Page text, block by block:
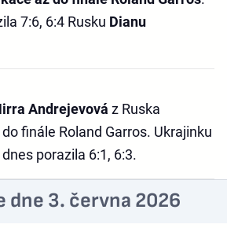
7:6, 6:4 Rusku Dianu
Andrejevová z Ruska
finále Roland Garros. Ukrajinku
dnes porazila 6:1, 6:3.
dne 3. června 2026